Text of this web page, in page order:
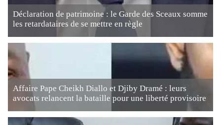
Déclaration de patrimoine : le Garde des Sceaux somme
les retardataires de se mettre en règle
Affaire Pape Cheikh Diallo et Djiby Dramé : leurs
avocats relancent la bataille pour une liberté provisoire